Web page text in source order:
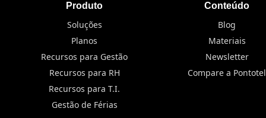
Produto
Soluções
Planos
Recursos para Gestão
Recursos para RH
Recursos para T.I.
Gestão de Férias
Conteúdo
Blog
Materiais
Newsletter
Compare a Pontotel